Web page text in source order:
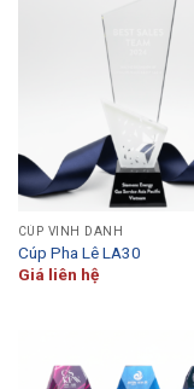
CÚP VINH DANH
Cúp Pha Lê LA30
Giá liên hệ